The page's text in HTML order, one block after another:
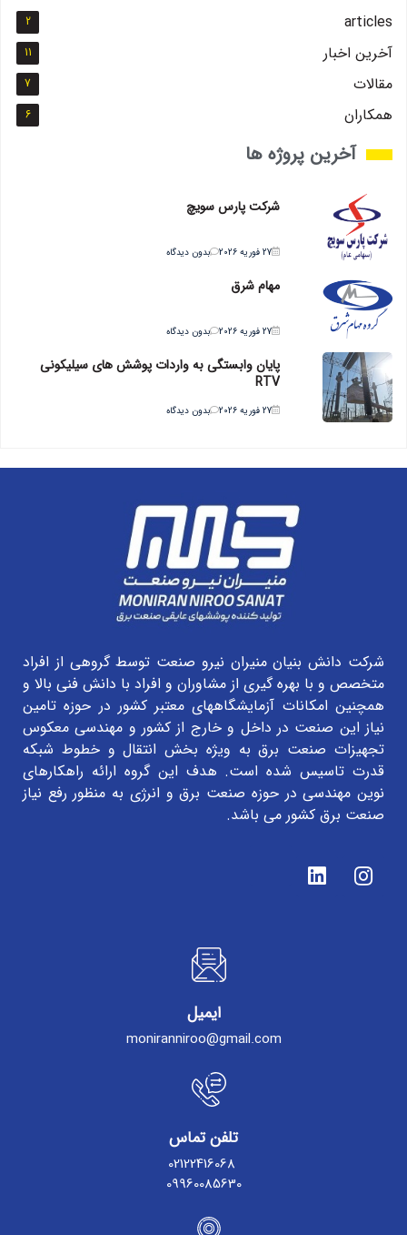
articles
2
آخرین اخبار 11
مقالات 7
همکاران 6
آخرین پروژه ها
شرکت پارس سویچ
27 فوریه 2026 بدون دیدگاه
مهام شرق
27 فوریه 2026 بدون دیدگاه
پایان وابستگی به واردات پوشش های سیلیکونی
RTV
27 فوریه 2026 بدون دیدگاه
شرکت دانش بنیان منیران نیرو صنعت توسط گروهی از افراد
متخصص و با بهره گیری از مشاوران و افراد با دانش فنی بالا و
همچنین امکانات آزمایشگاههای معتبر کشور در حوزه تامین
نیاز این صنعت در داخل و خارج از کشور و مهندسی معکوس
تجهیزات صنعت برق به ویژه بخش انتقال و خطوط شبکه
قدرت تاسیس شده است. هدف این گروه ارائه راهکارهای
نوین مهندسی در حوزه صنعت برق و انرژی به منظور رفع نیاز
صنعت برق کشور می باشد.
ایمیل
moniranniroo@gmail.com
تلفن تماس
02122416068
09960085630